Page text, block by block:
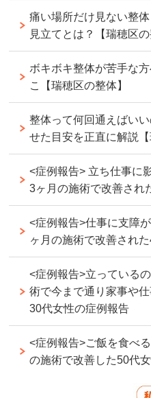
痛い場所だけ見ない整
見立てとは？【瑞穂区の
ボキボキ整体が苦手な
こ【瑞穂区の整体】
整体って何回通えばい
せた目安を正直に解説【
<症例報告> 立ち仕事に
3ヶ月の施術で改善され
<症例報告>仕事に支障
ヶ月の施術で改善され
<症例報告>立っている
術で今まで通り家事や
30代女性の症例報告
<症例報告>ご飯を食べ
の施術で改善した50代